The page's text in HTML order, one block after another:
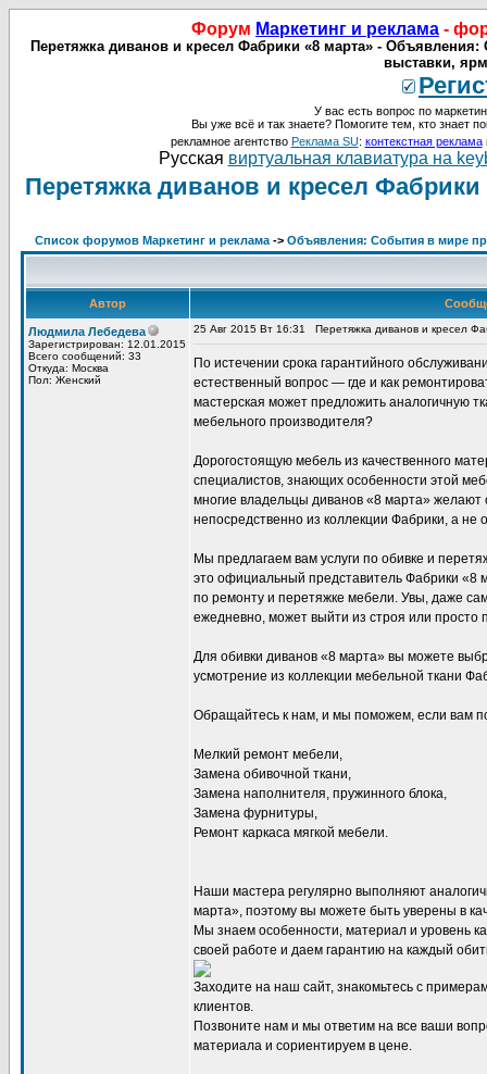
Форум Маркетинг и реклама -
Перетяжка диванов и кресел Фабрики «8 марта» -
выставки,
У вас есть вопрос по
Вы уже всё и так знаете? Помогите тем, кто знает
рекламное агентство Реклама SU: контекстная реклама
Русская виртуальная клавиатура на
Перетяжка диванов и кресел Фабрики
Список форумов Маркетинг и реклама -> Объявления: События в мире
Автор
Людмила Лебедева
Зарегистрирован: 12.01.2015
Всего сообщений: 33
Откуда: Москва
Пол: Женский
25 Авг 2015 Вт 16:31 Перетяжка диванов и кресел
По истечении срока гарантийного
естественный вопрос — где и как
мастерская может предложить аналогичную
мебельного производителя?
Дорогостоящую мебель из качественного
специалистов, знающих особенности этой
многие владельцы диванов «8 марта» желают
непосредственно из коллекции Фабрики, а
Мы предлагаем вам услуги по обивке и
это официальный представитель Фабрики «8
по ремонту и перетяжке мебели. Увы, даже
ежедневно, может выйти из строя или просто
Для обивки диванов «8 марта» вы можете
усмотрение из коллекции мебельной ткани
Обращайтесь к нам, и мы поможем, если вам
Мелкий ремонт мебели,
Замена обивочной ткани,
Замена наполнителя, пружинного блока,
Замена фурнитуры,
Ремонт каркаса мягкой мебели.
Наши мастера регулярно выполняют
марта», поэтому вы можете быть уверены в
Мы знаем особенности, материал и уровень
своей работе и даем гарантию на каждый
Заходите на наш сайт, знакомьтесь с
клиентов.
Позвоните нам и мы ответим на все ваши
материала и сориентируем в цене.